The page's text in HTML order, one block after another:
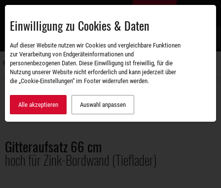
Zum
Gitteraufsatz 66 cm hoch für Zink-Bordwand (Tieflader)
Gitteraufsatz 66 cm
hoch für Zink-Bordwand (Tieflader)
Einwilligung zu Cookies & Daten
Auf dieser Website nutzen wir Cookies und vergleichbare Funktionen
zur Verarbeitung von Endgeräteinformationen und
personenbezogenen Daten. Diese Einwilligung ist freiwillig, für die
Nutzung unserer Website nicht erforderlich und kann jederzeit über
die „Cookie-Einstellungen“ im Footer widerrufen werden.
Alle akzeptieren Auswahl anpassen